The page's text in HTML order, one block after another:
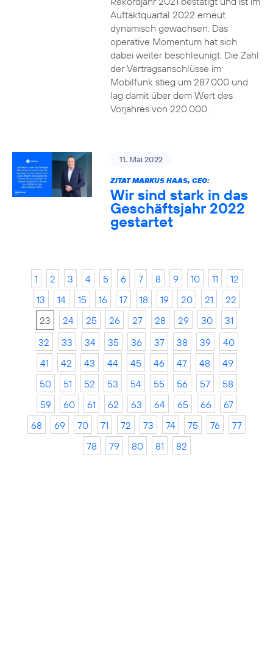
Auftaktquartal 2022 erneut
dynamisch gewachsen. Das
operative Momentum hat sich
dabei weiter beschleunigt. Die Zahl
der Vertragsanschlüsse im
Mobilfunk stieg um 287.000 und
lag damit über dem Wert des
Vorjahres von 220.000.
11. Mai 2022
ZITAT MARKUS HAAS, CEO:
Wir sind stark in das
Geschäftsjahr 2022
gestartet
1 2 3 4 5 6 7 8 9 10 11
12
13
14 15 16 17 18 19 20 21
22
23
24 25 26 27 28 29 30
31
32
33 34 35 36 37 38 39
40
41
42 43 44 45 46 47 48
49
50
51 52 53 54 55 56 57
58
59
60 61 62 63 64 65 66
67
68
69 70 71 72 73 74 75 76
77
78
79 80 81 82